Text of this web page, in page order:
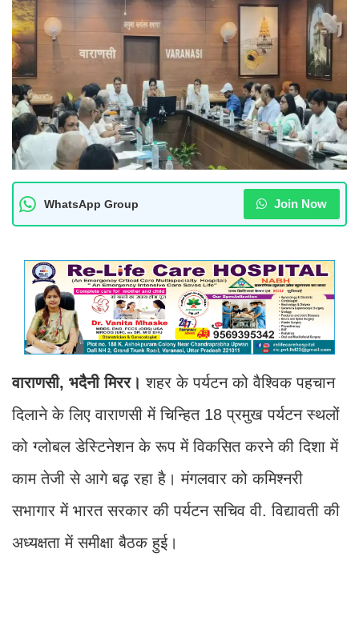
WhatsApp Group Join Now
वाराणसी, भदैनी मिरर।शहर के पर्यटन को वैश्विक पहचान
दिलाने के लिए वाराणसी में चिन्हित 18 प्रमुख पर्यटन स्थलों
को ग्लोबल डेस्टिनेशन के रूप में विकसित करने की दिशा में
काम तेजी से आगे बढ़ रहा है। मंगलवार को कमिश्नरी
सभागार में भारत सरकार की पर्यटन सचिव वी. विद्यावती की
अध्यक्षता में समीक्षा बैठक हुई।